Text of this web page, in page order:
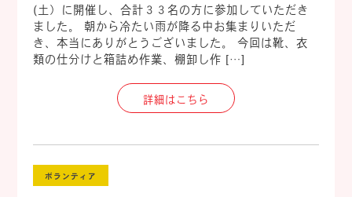
(土）に開催し、合計３３名の方に参加していただき
ました。 朝から冷たい雨が降る中お集まりいただ
き、本当にありがとうございました。 今回は靴、衣
類の仕分けと箱詰め作業、棚卸し作 […]
詳細はこちら
ボランティア